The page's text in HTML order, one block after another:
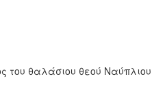
του θαλάσιου θεού